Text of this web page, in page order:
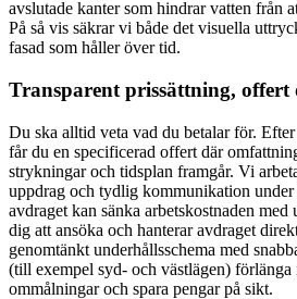
avslutade kanter som hindrar vatten från
På så vis säkrar vi både det visuella
fasad som håller över tid.
Transparent prissättning, offert
Du ska alltid veta vad du betalar för.
får du en specificerad offert där
strykningar och tidsplan framgår. Vi
uppdrag och tydlig kommunikation under
avdraget kan sänka arbetskostnaden
dig att ansöka och hanterar avdraget
genomtänkt underhållsschema med
(till exempel syd- och västlägen)
ommålningar och spara pengar på sikt.